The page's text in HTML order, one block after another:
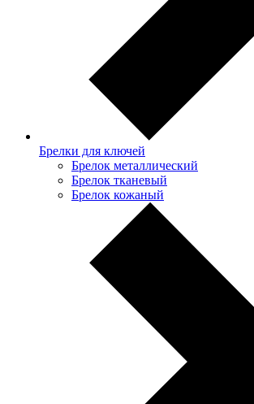
Брелки для ключей
Брелок металлический
Брелок тканевый
Брелок кожаный